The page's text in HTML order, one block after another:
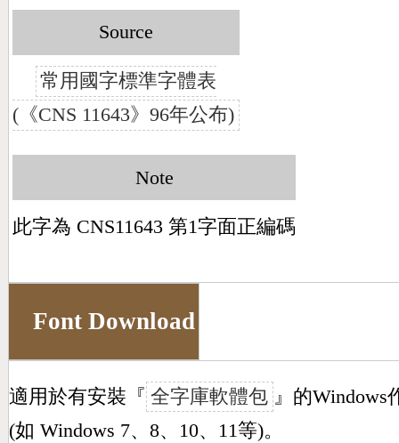
Source
常用國字標準字體表
(《CNS 11643》96年公布)
Note
此字為 CNS11643 第1字面正編碼
Font Download
適用於有安裝『 全字庫軟體包 』的Windows
(如 Windows 7、8、10、11等)。